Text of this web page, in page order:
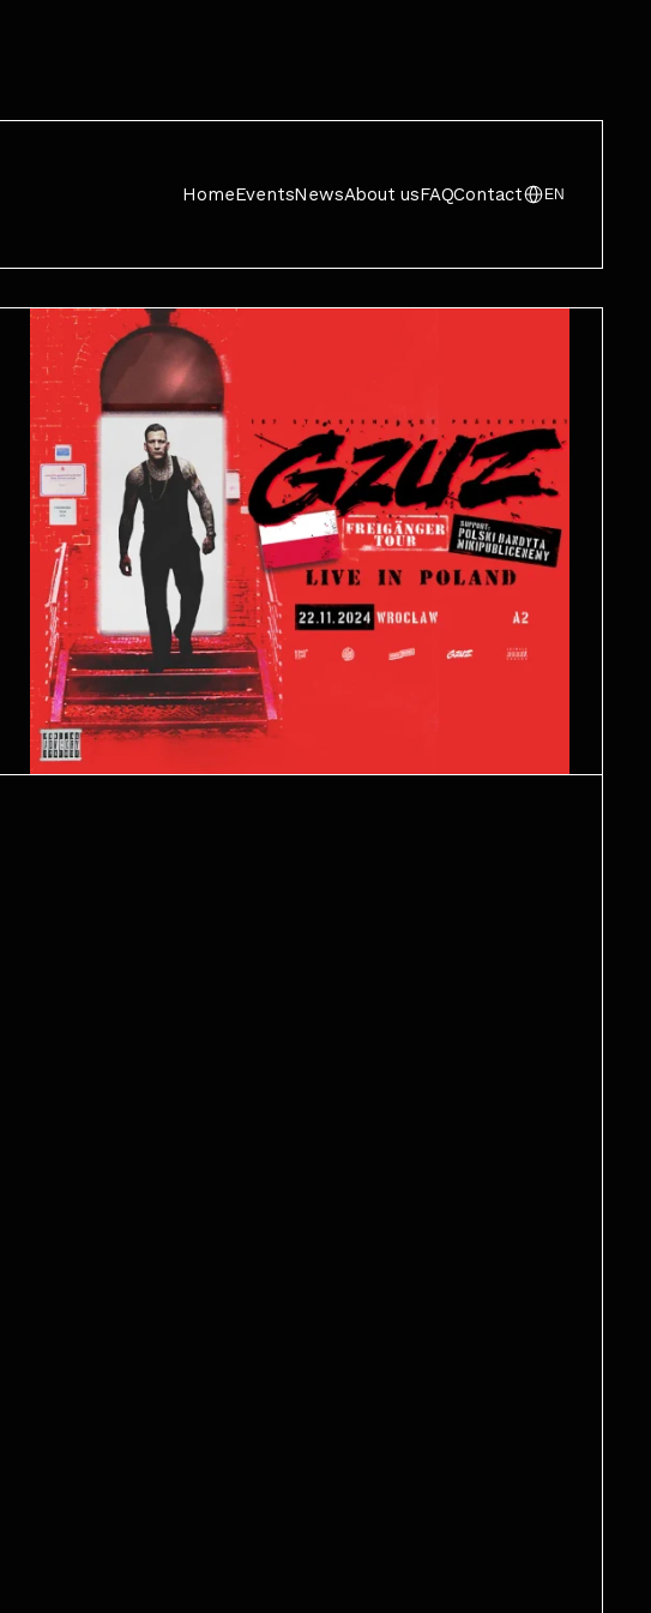
HomeEventsNewsAbout usFAQContact EN